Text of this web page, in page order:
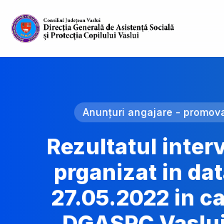
Anunțuri angajare -
Rezultatul
prganizat in
27.05.2022 in